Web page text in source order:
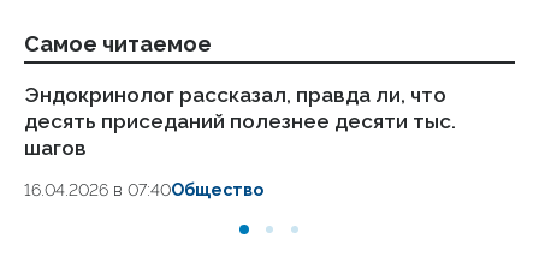
Самое читаемое
Эндокринолог рассказал, правда ли, что
десять приседаний полезнее десяти тыс.
шагов
16.04.2026 в 07:40Общество